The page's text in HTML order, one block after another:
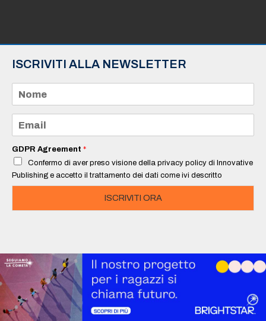
ISCRIVITI ALLA NEWSLETTER
m
e
a
i
*
GDPR Agreement *
Confermo di aver preso visione della privacy policy di Innovative
Publishing e accetto il trattamento dei dati come ivi descritto
ISCRIVITI ORA